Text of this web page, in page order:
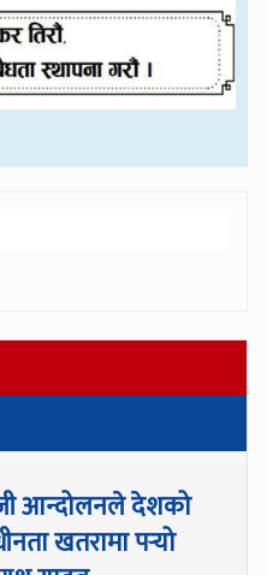
आन्दोलनले देशको
खतरामा पर्‍यो